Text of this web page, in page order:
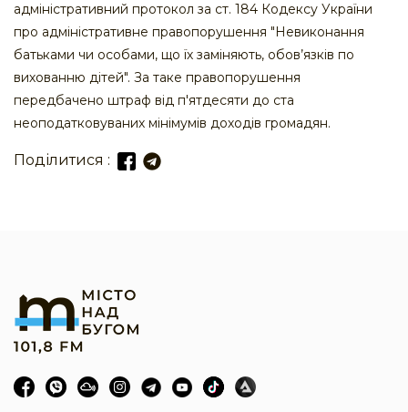
адміністративний протокол за ст. 184 Кодексу України
про адміністративне правопорушення "Невиконання
батьками чи особами, що їх заміняють, обов’язків по
вихованню дітей". За таке правопорушення
передбачено штраф від п'ятдесяти до ста
неоподатковуваних мінімумів доходів громадян.
Поділитися :